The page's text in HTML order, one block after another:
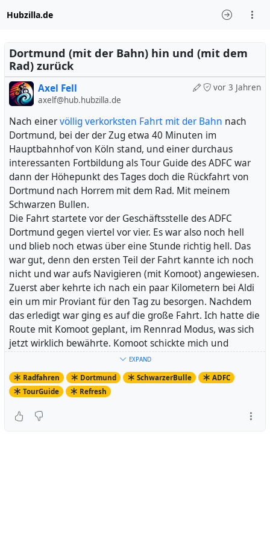
Hubzilla.de
Dortmund (mit der Bahn) hin und (mit dem
Rad) zurück
vor 3 Jahren
Axel Fell
axelf@hub.hubzilla.de
Nach einervöllig verkorksten Fahrt mit der Bahn nach
Dortmund, bei der der Zug etwa 40 Minuten im
Hauptbahnhof von Köln stand, und einer durchaus
interessanten Fortbildung als Tour Guide des ADFC war
dann der Höhepunkt des Tages doch die Rückfahrt von
Dortmund nach Horrem mit dem Rad. Mit meinem
Schwarzen Bullen.
Die Fahrt startete vor der Geschäftsstelle des ADFC
Dortmund gegen viertel vor vier. Es war also noch hell
und blieb noch etwas über eine Stunde richtig hell. Das
war gut, denn den ersten Teil der Fahrt kannte ich noch
nicht und war aufs Navigieren (mit Komoot) angewiesen.
Zuerst aber kehrte ich nach ein paar Kilometern bei Aldi
ein um mir Proviant für den Tag zu besorgen. Nachdem
das erledigt war ging es auf die große Fahrt. Ich hatte die
Route mit Komoot geplant, im Rennrad Modus, was sich
jetzt wirklich bewährte. Komoot schickte mich und
Schwarzen Bullenüber asphaltierte
Nebenstrecken. Ich hatte wenig mit Autos zu tun. Der
Anstieg hinter Witten kam mir etwas steiler vor als an der
Hauptstraße, wo ich ihn auch schon einmal bewältigt
habe. Aber wtf.
EXPAND
Radfahren Dortmund SchwarzerBulle
ADFC
TourGuide
Refresh